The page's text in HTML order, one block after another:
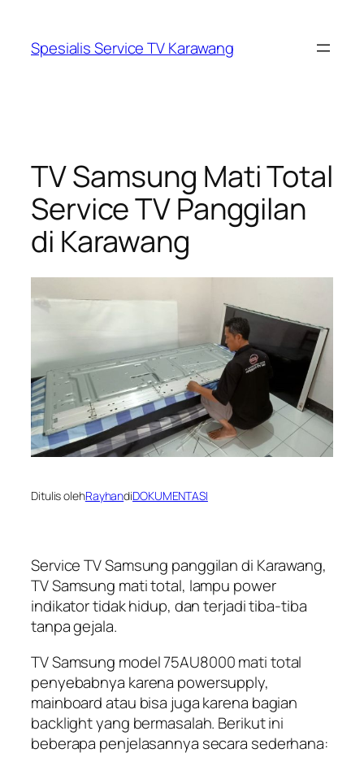
konten
Spesialis Service TV Karawang
TV Samsung Mati Total
Service TV Panggilan
di Karawang
Ditulis olehRayhandiDOKUMENTASI
Service TV Samsung panggilan di Karawang,
TV Samsung mati total, lampu power
indikator tidak hidup, dan terjadi tiba-tiba
tanpa gejala.
TV Samsung model 75AU8000 mati total
penyebabnya karena powersupply,
mainboard atau bisa juga karena bagian
backlight yang bermasalah. Berikut ini
beberapa penjelasannya secara sederhana: